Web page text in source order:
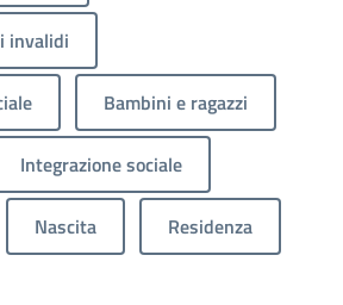
invalidi
Bambini e ragazzi
Integrazione sociale
Nascita Residenza